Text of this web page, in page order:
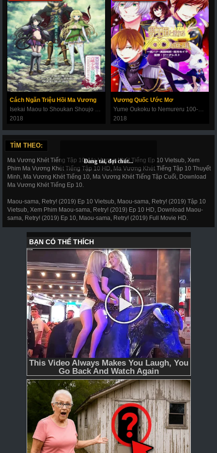
Cách Ngăn Triệu Hồi Ma Vương
2018
Vương Quốc Ước Mơ
2018
TÌM THEO:
Ma Vương Khét Tiếng Tập 10, Ma Vương Khét Tiếng Ep 10 Vietsub, Xem
Phim Ma Vương Khét Tiếng Tập 10 HD, Ma Vương Khét Tiếng Tập 10 Thuyết
Minh, Ma Vương Khét Tiếng 10, Ma Vương Khét Tiếng Tập Cuối, Download
Ma Vương Khét Tiếng Ep 10.
Maou-sama, Retry! (2019) Ep 10 Vietsub, Maou-sama, Retry! (2019) Tập 10
Vietsub, Xem Phim Maou-sama, Retry! (2019) Ep 10 HD, Download Maou-
sama, Retry! (2019) Ep 10, Maou-sama, Retry! (2019) Full Movie HD.